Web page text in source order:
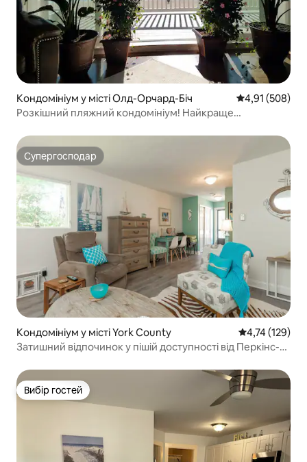
Кондомініум у місті Олд-Орчард-Біч Середня
4,91 (508)
Розкішний пляжний кондомініум! Найкраще
Супергосподар
Супергосподар
Кондомініум у місті York County Середня
4,74 (129)
Затишний відпочинок у пішій доступності від Перкінс-
Вибір гостей
Вибір гостей